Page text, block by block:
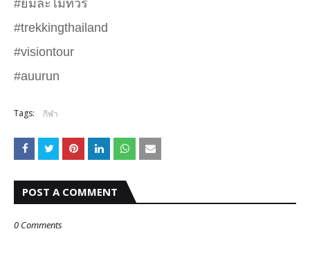
#ยิ้มละไมทัวร์
#trekkingthailand
#visiontour
#auurun
Tags: กีฬา
POST A COMMENT
0 Comments